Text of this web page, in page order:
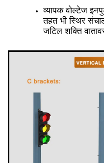
व्यापक वोल्टेज
तहत भी स्थिर
जटिल शक्ति